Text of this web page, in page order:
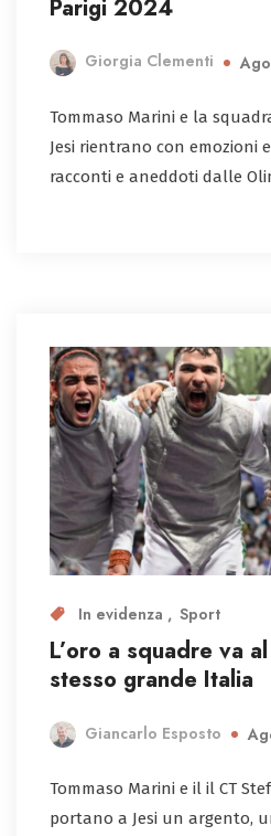
Parigi 2024
Giorgia Clementi
Tommaso Marini e la
Jesi rientrano con emozioni
racconti e aneddoti dalle
In evidenza Sport
L’oro a squadre va
stesso grande Italia
Giancarlo Esposto
Tommaso Marini e il il CT
portano a Jesi un argento,